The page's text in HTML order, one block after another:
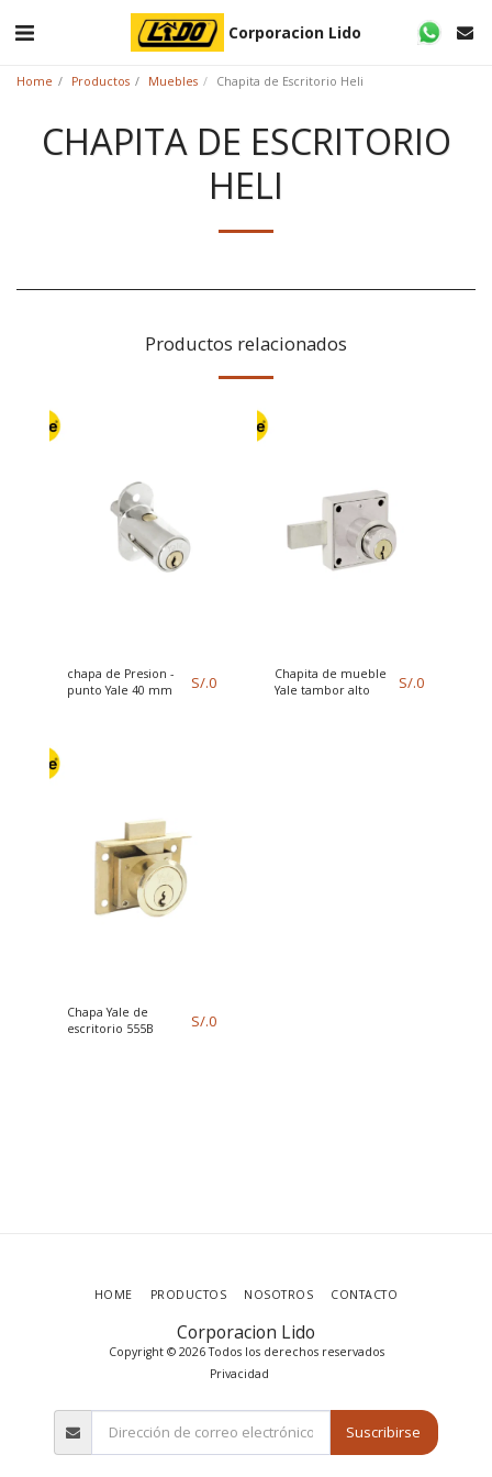
Corporacion Lido
Home Productos Muebles Chapita de Escritorio Heli
CHAPITA DE ESCRITORIO
HELI
Productos relacionados
chapa de Presion -
punto Yale 40 mm
S/.0
Chapita de mueble
Yale tambor alto
S/.0
Chapa Yale de
escritorio 555B
S/.0
Corporacion Lido
Copyright © 2026 Todos los derechos reservados
Privacidad
HOME PRODUCTOS NOSOTROS CONTACTO
Suscribirse